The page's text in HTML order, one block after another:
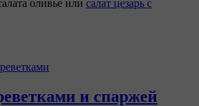
оливье или салат цезарь с
и спаржей